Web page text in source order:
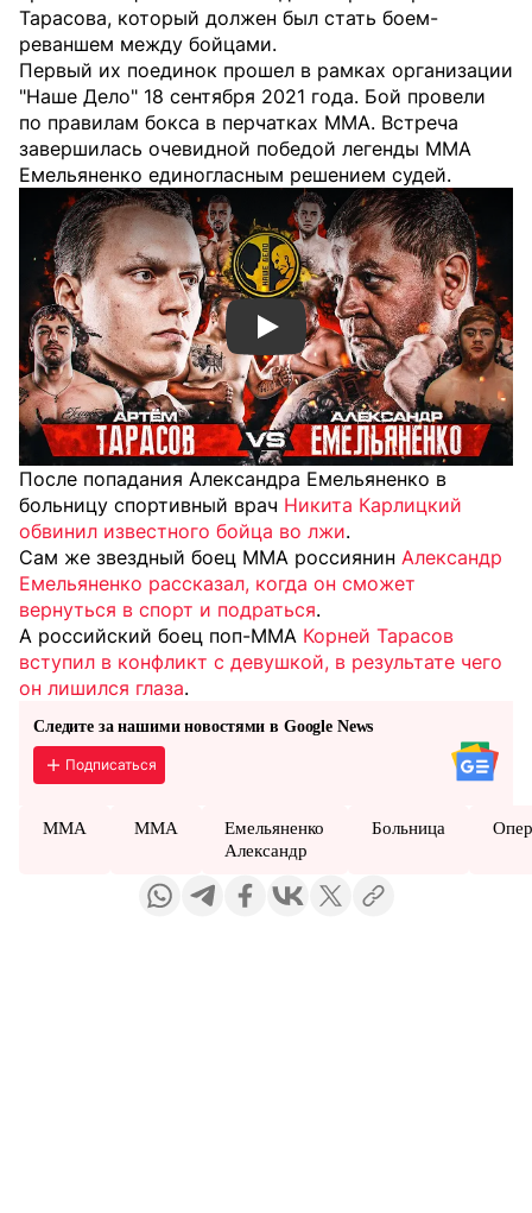
Тарасова, который должен был стать боем-
реваншем между бойцами.
Первый их поединок прошел в рамках организации
"Наше Дело" 18 сентября 2021 года. Бой провели
по правилам бокса в перчатках ММА. Встреча
завершилась очевидной победой легенды ММА
Емельяненко единогласным решением судей.
Смотреть видео YouTube
После попадания Александра Емельяненко в
больницу спортивный врач Никита Карлицкий
обвинил известного бойца во лжи.
Сам же звездный боец ММА россиянин Александр
Емельяненко рассказал, когда он сможет
вернуться в спорт и подраться.
А российский боец поп-ММА Корней Тарасов
вступил в конфликт с девушкой, в результате чего
он лишился глаза.
Следите за нашими новостями в Google News
Подписаться
ММА MMA
Емельяненко
Александр
Больница